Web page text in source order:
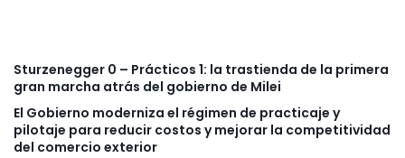
Sturzenegger 0 – Prácticos 1: la trastienda de la primera
gran marcha atrás del gobierno de Milei
El Gobierno moderniza el régimen de practicaje y
pilotaje para reducir costos y mejorar la competitividad
del comercio exterior